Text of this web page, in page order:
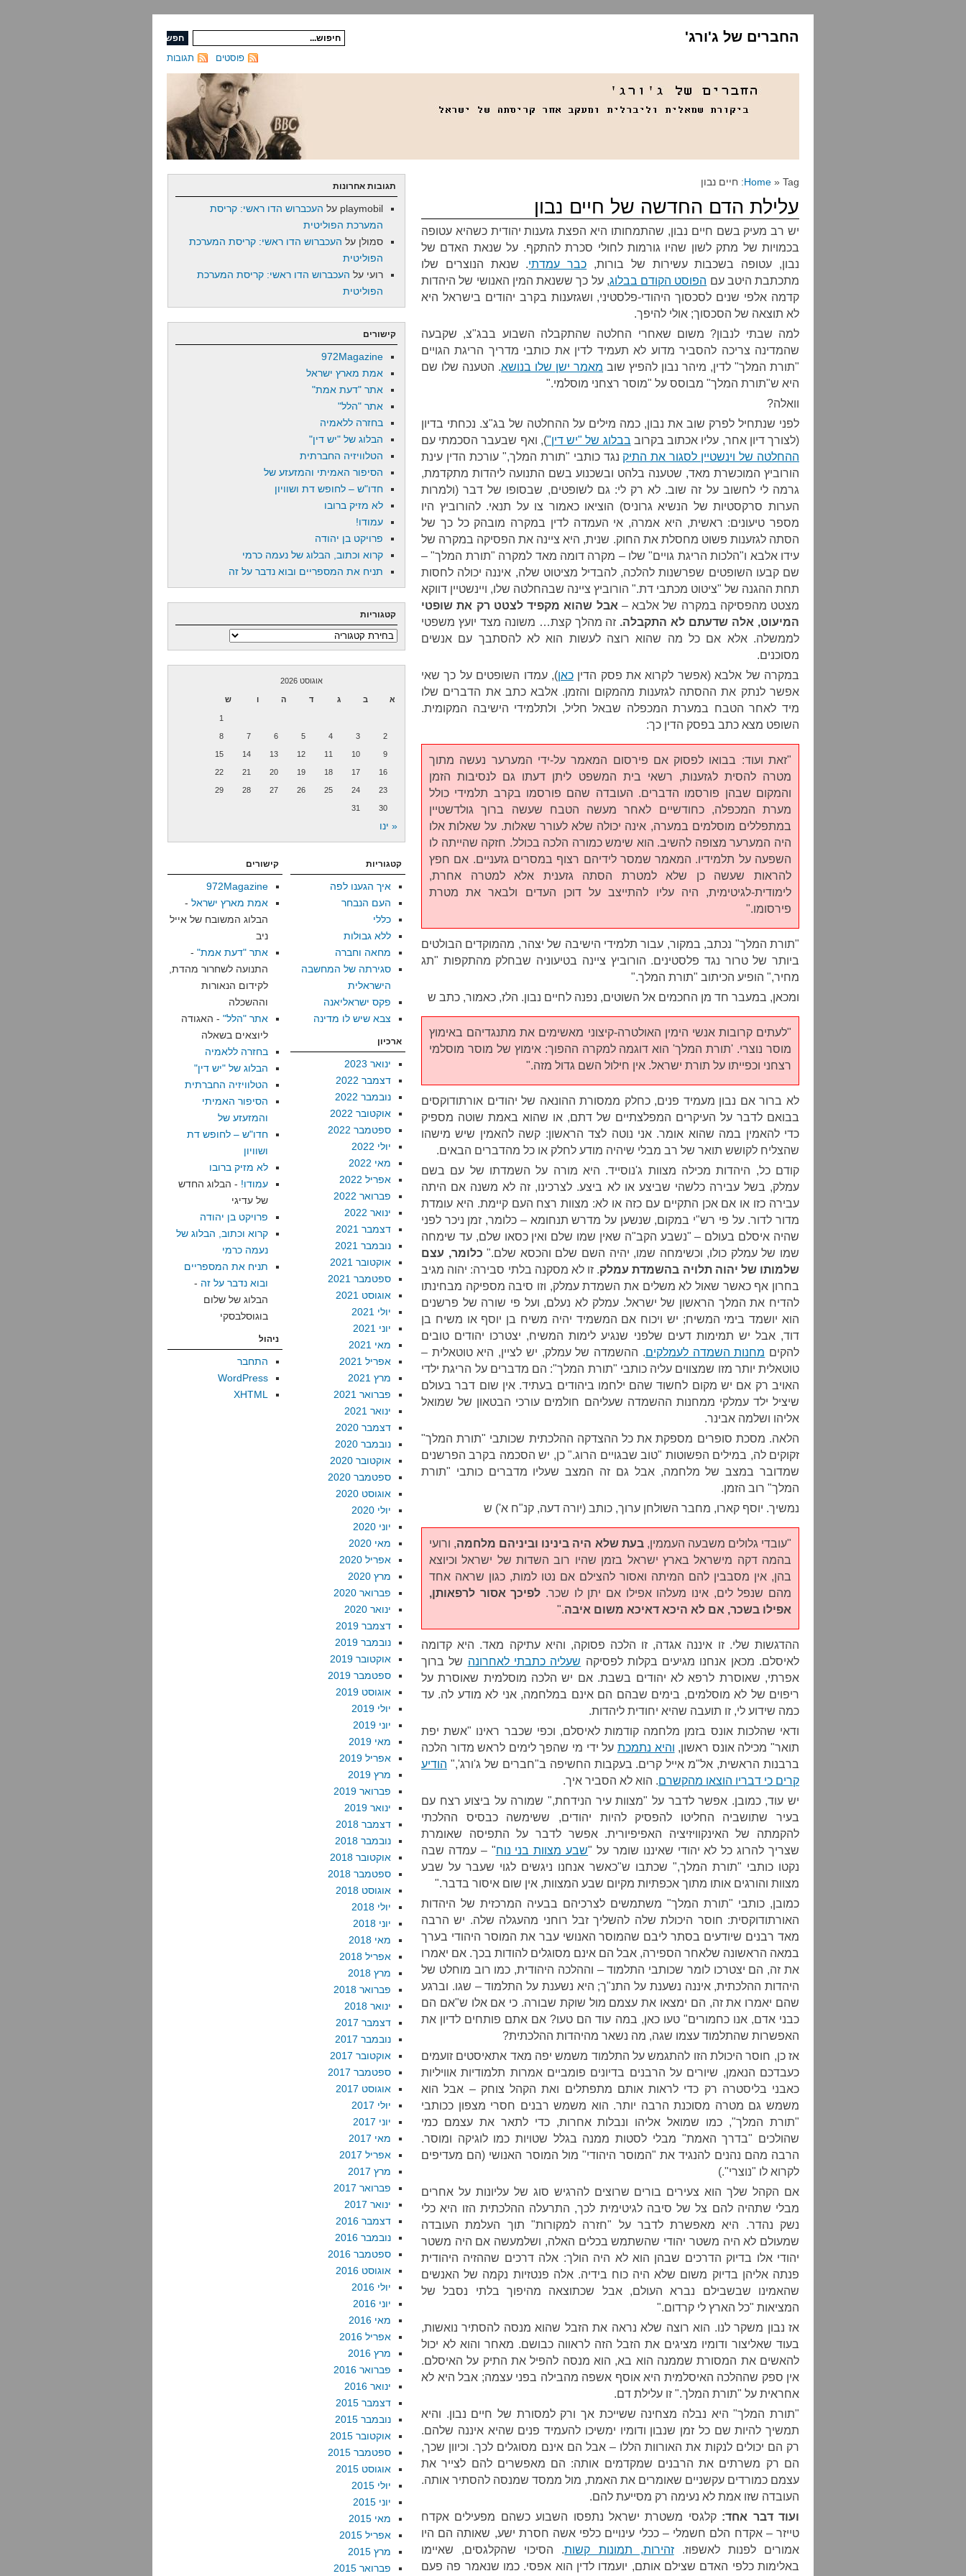
החברים של ג'ורג'
תגובות פוסטים
Home » Tag: חיים נבון
עלילת הדם החדשה של חיים נבון
יש רב מעיק בשם חיים נבון, שהתמחותו היא הפצת גזענות יהודית כשהיא עטופה
בכמויות של מתק לשון שהיו גורמות לחולי סכרת להתקף. על שנאת האדם של
נבון, עטופה בשכבות עשירות של בורות, כבר עמדתי. שנאת הנוצרים שלו
מתכתבת היטב עם הפוסט הקודם בבלוג, על כך ששנאת המין האנושי של היהדות
קדמה אלפי שנים לסכסוך היהודי-פלסטיני, ושגזענות בקרב יהודים בישראל היא
לא תוצאה של הסכסוך; אולי להיפך.
למה שבתי לנבון? משום שאחרי החלטה שהתקבלה השבוע בבג"צ, שקבעה
שהמדינה צריכה להסביר מדוע לא תעמיד לדין את כותבי מדריך הריגת הגויים
"תורת המלך" לדין, מיהר נבון להפיץ שוב מאמר ישן שלו בנושא. הטענה שלו שם
היא ש"תורת המלך" מבוסס על "מוסר רצחני מוסלמי."
וואלה?
לפני שנתחיל לפרק שוב את נבון, כמה מילים על ההחלטה של בג"צ. נכחתי בדיון
(לצורך דיון אחר, עליו אכתוב בקרוב בבלוג של "יש דין"), ואף שבעבר הסכמתי עם
ההחלטה של וינשטיין לסגור את התיק נגד כותבי "תורת המלך," עורכת הדין עינת
הורוביץ המוכשרת מאד, שטענה בלהט ובשכנוע בשם התנועה ליהדות מתקדמת,
גרמה לי לחשוב על זה שוב. לא רק לי: גם לשופטים, שבסופו של דבר (ולמרות
הערות סרקסטיות של הנשיא גרוניס) הוציאו כאמור צו על תנאי. להורוביץ היו
מספר טיעונים: ראשית, היא אמרה, אי העמדה לדין במקרה מובהק כל כך של
הסתה לגזענות פשוט מחסלת את החוק. שנית, היא ציינה את הפסיקה במקרה של
עידו אלבא ו"הלכות הריגת גויים" שלו – מקרה דומה מאד למקרה "תורת המלך" –
שם קבעו השופטים שפרשנות להלכה, להבדיל מציטוט שלה, איננה יכולה לחסות
תחת ההגנה של "ציטוט מכתבי דת." הורוביץ ציינה שבהחלטה שלו, ויינשטיין דווקא
מצטט מהפסיקה במקרה של אלבא – אבל שהוא מקפיד לצטט רק את שופטי
המיעוט, אלה שדעתם לא התקבלה. זה מהלך קצת… משונה מצד יועץ משפטי
לממשלה. אלא אם כל מה שהוא רוצה לעשות הוא לא להסתבך עם אנשים
מסוכנים.
במקרה של אלבא (אפשר לקרוא את פסק הדיןכאן), עמדו השופטים על כך שאי
אפשר לנתק את ההסתה לגזענות מהמקום והזמן. אלבא כתב את הדברים שלו
מיד לאחר הטבח במערת המכפלה שבאל חליל, ולתלמידי הישיבה המקומית.
השופט מצא כתב בפסק הדין כך:
"זאת ועוד: בבואו לפסוק אם פירסום המאמר על-ידי המערער נעשה מתוך
מטרה להסית לגזענות, רשאי בית המשפט ליתן דעתו גם לנסיבות הזמן
והמקום שבהן פורסמו הדברים. העובדה שהם פורסמו בקרב תלמידי כולל
מערת המכפלה, כחודשיים לאחר מעשה הטבח שעשה ברוך גולדשטיין
במתפללים מוסלמים במערה, אינה יכולה שלא לעורר שאלות. על שאלות אלו
היה המערער מצופה להשיב. הוא שימש כמורה הלכה בכולל. חזקה שהייתה לו
השפעה על תלמידיו. המאמר שמסר לידיהם רצוף במסרים גזעניים. אם חפץ
להראות שעשה כן שלא למטרת הסתה גזענית אלא למטרה אחרת,
לימודית-לגיטימית, היה עליו להתייצב על דוכן העדים ולבאר את מטרת
פירסומו."
"תורת המלך" נכתב, במקור, עבור תלמידי הישיבה של יצהר, מהמוקדים הבולטים
ביותר של טרור נגד פלסטינים. הורוביץ ציינה בטיעוניה שבחלק מהתקפות "תג
מחיר," הופיע הכיתוב "תורת המלך."
ומכאן, במעבר חד מן החכמים אל השוטים, נפנה לחיים נבון. הלז, כאמור, כתב ש
"לעתים קרובות אנשי הימין האולטרה-קיצוני מאשימים את מתנגדיהם באימוץ
מוסר נוצרי. 'תורת המלך' הוא דוגמה למקרה ההפוך: אימוץ של מוסר מוסלמי
רצחני וכפייתו על תורת ישראל. אין חילול השם גדול מזה."
לא ברור אם נבון מעמיד פנים, כחלק ממסורת ההונאה של יהודים אורתודוקסים
בבואם לדבר על העיקרים המפלצתיים של דתם, או שהוא באמת שוטה מספיק
כדי להאמין במה שהוא אומר. אני נוטה לצד הראשון: קשה להאמין שיש מישהו
שהצליח לקושש תואר של רב מבלי שיהיה מודע לחלק או כל מהדברים הבאים.
קודם כל, היהדות מכילה מצוות ג'נוסייד. היא מורה על השמדתו של עם בשם
עמלק, בשל עבירה כלשהי שביצע או לא ביצע. לצרכינו, זה לא משנה אם היתה
עבירה כזו או אם אכן התקיים עם כזה או לא: מצוות רצח העם קיימת. היא עומדת
מדור לדור. על פי רש"י במקום, שנשען על מדרש תנחומא – כלומר, זמן ניכר לפני
שהיה איסלם בעולם – "נשבע הקב"ה שאין שמו שלם ואין כסאו שלם, עד שימחה
שמו של עמלק כולו, וכשימחה שמו, יהיה השם שלם והכסא שלם." כלומר, עצם
שלמותו של יהוה תלויה בהשמדת עמלק. זו לא מסקנה בלתי סבירה: יהוה מגיב
בחרון אף כאשר שאול לא משלים את השמדת עמלק, וזו סיבה מספיקה מבחינתו
להדיח את המלך הראשון של ישראל. עמלק לא נעלם, ועל פי שורה של פרשנים
הוא יושמד בימי המשיח; יש ויכוח אם המשמיד יהיה משיח בן יוסף או משיח בן
דוד, אבל יש תמימות דעים שלפני שנגיע לימות המשיח, יצטרכו יהודים טובים
להקים מחנות השמדה לעמלקים. ההשמדה של עמלק, יש לציין, היא טוטאלית –
טוטאלית יותר מזו שמצווים עליה כותבי "תורת המלך": הם מדברים על הריגת ילדי
האויב רק אם יש מקום לחשוד שהם ילחמו ביהודים בעתיד. אין שום דבר בעולם
שיציל ילד עמלקי ממחנות ההשמדה שעליהם חולמים עורכי הבטאון של שמואל
אליהו ושלמה אבינר.
הלאה. מסכת סופרים מספקת את כל ההצדקה ההלכתית שכותבי "תורת המלך"
זקוקים לה, במילים הפשוטות "טוב שבגויים הרוג." כן, יש הסכמה בקרב הפרשנים
שמדובר במצב של מלחמה, אבל גם זה המצב שעליו מדברים כותבי "תורת
המלך" רוב הזמן.
נמשיך. יוסף קארו, מחבר השולחן ערוך, כותב (יורה דעה, קנ"ח א') ש
"עובדי גלולים משבעה העממין,בעת שלא היה בינינו וביניהם מלחמה, ורועי
בהמה דקה מישראל בארץ ישראל בזמן שהיו רוב השדות של ישראל וכיוצא
בהן, אין מסבבין להם המיתה ואסור להצילם אם נטו למות, כגון שראה אחד
מהם שנפל לים, אינו מעלהו אפילו אם יתן לו שכר. לפיכך אסור לרפאותן,
אפילו בשכר, אם לא היכא דאיכא משום איבה."
ההדגשות שלי. זו איננה אגדה, זו הלכה פסוקה, והיא עתיקה מאד. היא קדומה
לאיסלם. מכאן אנחנו מגיעים בקלות לפסיקה שעליה כתבתי לאחרונה של ברוך
אפרתי, שאוסרת לרפא לא יהודים בשבת. אם יש הלכה מוסלמית שאוסרת על
ריפוים של לא מוסלמים, בימים שבהם הם אינם במלחמה, אני לא מודע לה. עד
כמה שידוע לי, זו תועבה שהיא יחודית ליהדות.
ודאי שהלכות אונס בזמן מלחמה קודמות לאיסלם, וכפי שכבר ראינו "אשת יפת
תואר" מכילה אונס ראשון, והיא נתמכת על ידי מי שהפך לימים לראש מדור הלכה
ברבנות הראשית, אל"מ אייל קרים. בעקבות החשיפה ב"חברים של ג'ורג'," הודיע
קרים כי דבריו הוצאו מהקשרם. הוא לא הסביר איך.
יש עוד, כמובן. אפשר לדבר על "מצוות עיר הנידחת," שמורה על ביצוע רצח עם
בעיר שתושביה החליטו להפסיק להיות יהודים, ששימשה כבסיס ההלכתי
להקמתה של האינקוויזיציה האפיפיורית. אפשר לדבר על התפיסה שאומרת
שצריך להרוג כל לא יהודי שאיננו שומר על "שבע מצוות בני נוח" – עמדה שבה
נקטו כותבי "תורת המלך," שכתבו ש"כאשר אנחנו ניגשים לגוי שעבר על שבע
מצוות והורגים אותו מתוך אכפתיות מקיום שבע המצוות, אין שום איסור בדבר."
כמובן, כותבי "תורת המלך" משתמשים לצרכיהם בבעיה המרכזית של היהדות
האורתודוקסית: חוסר היכולת שלה להשליך זבל רוחני מהעגלה שלה. יש הרבה
מאד רבנים שיודעים בסתר ליבם שהמוסר האנושי עבר את המוסר היהודי בערך
במאה הראשונה שלאחר הספירה, אבל הם אינם מסוגלים להודות בכך. אם יאמרו
את זה, הם יצטרכו לומר שכותבי התלמוד – וההלכה היהודית, כמו רוב מוחלט של
היהדות ההלכתית, איננה נשענת על התנ"ך; היא נשענת על התלמוד – שגו. וברגע
שהם יאמרו את זה, הם ימצאו את עצמם מול שוקת שבורה. כי אם אלו ש"אם הם
כבני אדם, אנו כחמורים" טעו כאן, במה עוד הם טעו? אם אתם פותחים לדיון את
האפשרות שהתלמוד עצמו שגה, מה נשאר מהיהדות ההלכתית?
אז כן, חוסר היכולת הזו להתגמש על התלמוד משמש יפה מאד אתאיסטים זועמים
כעבדכם הנאמן, שיורים על הרבנים בדיונים פומביים אמרות תלמודיות אוויליות
כאבני בליסטרה רק כדי לראות אותם מתפתלים ואת הקהל צוחק – אבל הוא
משמש גם מטרה מסוכנת הרבה יותר. הוא משמש רבנים חסרי מצפון ככותבי
"תורת המלך", כמו שמואל אליהו ונבלות אחרות, כדי לתאר את עצמם כמי
שהולכים "בדרך האמת" מבלי לסטות ממנה בגלל שטויות כמו לוגיקה ומוסר.
הרבה מהם נהנים להנגיד את "המוסר היהודי" מול המוסר האנושי (הם מעדיפים
לקרוא לו "נוצרי".)
אם הקהל שלך הוא צעירים בורים שרוצים להרגיש סוג של עליונות על אחרים
מבלי שתהיה להם צל של סיבה לגיטימית לכך, התרעלה ההלכתית הזו היא כלי
נשק נהדר. היא מאפשרת לדבר על "חזרה למקורות" תוך העלמת העובדה
שמעולם לא היה משטר יהודי שהשתמש בכלים האלה, ושלמעשה אם היה משטר
יהודי אלו בדיוק הדרכים שבהן הוא לא היה הולך: אלה דרכים שההזיה היהודית
פנתה אליהן בדיוק משום שלא היה כוח בידיה. אלה פנטזיות נקמה של האנשים
שהאמינו שבשבילם נברא העולם, אבל שכתוצאה מהיפוך בלתי נסבל של
המציאות "כל הארץ לי קרדום."
אז נבון משקר לנו. הוא רוצה שלא נראה את הזבל שהוא מנסה להסתיר נואשות,
בעוד שאליצור ודומיו מציגים את הזבל הזה לראווה כבושם. מאחר והוא לא יכול
להאשים את המסורת שממנה הוא בא, הוא מנסה להפיל את התיק על האיסלם.
אין ספק שההלכה האיסלמית היא אוסף אשפה מהבילה בפני עצמה; אבל היא לא
אחראית על "תורת המלך." זו עלילת דם.
"תורת המלך" היא נבלה מצחינה ששייכת אך ורק למסורת של חיים נבון. והיא
תמשיך להיות שם כל זמן שנבון ודומיו ימשיכו להעמיד פנים שהיא איננה שלהם.
רק הם יכולים לנקות את האורוות הללו – אבל הם אינם מסוגלים לכך. וכיוון שכך,
הם רק משרתים את הרבנים שמקדמים אותה: הם מאפשרים להם לצייר את
עצמם כמורדים עקשניים שאומרים את האמת, מול ממסד שמנסה להסתיר אותה.
העובדה שזו אמת לא נעימה רק מסייעת להם.
ועוד דבר אחד: קלגסי משטרת ישראל נתפסו השבוע כשהם מפעילים אקדח
טייזר – אקדח הלם חשמלי – ככלי עינויים כלפי אשה חסרת ישע, שאותה הם היו
אמורים לפנות לאשפוז.זהירות, תמונות קשות. הסיכוי שהקלגסים, שאיימו
באלימות כלפי האדם שצילם אותם, יועמדו לדין הוא אפסי. כמו שנאמר פה פעם
תגובות אחרונות
playmobil על העכברוש הדו ראשי: קריסת
המערכת הפוליטית
סמולן על העכברוש הדו ראשי: קריסת המערכת
הפוליטית
רועי על העכברוש הדו ראשי: קריסת המערכת
הפוליטית
קישורים
972Magazine
אמת מארץ ישראל
אתר "דעת אמת"
אתר "הלל"
בחזרה ללאמיה
הבלוג של "יש דין"
הטלוויזיה החברתית
הסיפור האמיתי והמזעזע של
חדו"ש – לחופש דת ושוויון
לא מזיק ברובו
עמודו!
פרויקט בן יהודה
קרוא וכתוב, הבלוג של נעמה כרמי
תניח את המספריים ובוא נדבר על זה
קטגוריות
קטגוריות
אוגוסט 2026
א ב ג ד ה ו ש
1
2
3
4
5
6
7
8
9
10
11
12
13
14
15
16
17
18
19
20
21
22
23
24
25
26
27
28
29
30
31
« ינו
קטגוריות
איך הגענו לפה
העם הנבחר
כללי
ללא גבולות
מחאה וחברה
סגירתה של המחשבה
הישראלית
פקס ישראליאנה
צבא שיש לו מדינה
ארכיון
ינואר 2023
דצמבר 2022
נובמבר 2022
אוקטובר 2022
ספטמבר 2022
יולי 2022
מאי 2022
אפריל 2022
פברואר 2022
ינואר 2022
דצמבר 2021
נובמבר 2021
אוקטובר 2021
ספטמבר 2021
אוגוסט 2021
יולי 2021
יוני 2021
מאי 2021
אפריל 2021
מרץ 2021
פברואר 2021
ינואר 2021
דצמבר 2020
נובמבר 2020
אוקטובר 2020
ספטמבר 2020
אוגוסט 2020
יולי 2020
יוני 2020
מאי 2020
אפריל 2020
מרץ 2020
פברואר 2020
ינואר 2020
דצמבר 2019
נובמבר 2019
אוקטובר 2019
ספטמבר 2019
אוגוסט 2019
יולי 2019
יוני 2019
מאי 2019
אפריל 2019
מרץ 2019
פברואר 2019
ינואר 2019
דצמבר 2018
נובמבר 2018
אוקטובר 2018
ספטמבר 2018
אוגוסט 2018
יולי 2018
יוני 2018
מאי 2018
אפריל 2018
מרץ 2018
פברואר 2018
ינואר 2018
דצמבר 2017
נובמבר 2017
אוקטובר 2017
ספטמבר 2017
אוגוסט 2017
יולי 2017
יוני 2017
מאי 2017
אפריל 2017
מרץ 2017
פברואר 2017
ינואר 2017
דצמבר 2016
נובמבר 2016
ספטמבר 2016
אוגוסט 2016
יולי 2016
יוני 2016
מאי 2016
אפריל 2016
מרץ 2016
פברואר 2016
ינואר 2016
דצמבר 2015
נובמבר 2015
אוקטובר 2015
ספטמבר 2015
אוגוסט 2015
יולי 2015
יוני 2015
מאי 2015
אפריל 2015
מרץ 2015
פברואר 2015
קישורים
972Magazine
אמת מארץ ישראל -
הבלוג המשובח של אייל
ניב
אתר "דעת אמת" -
התנועה לשחרור מהדת,
לקידום הנאורות
וההשכלה
אתר "הלל" - האגודה
ליוצאים בשאלה
בחזרה ללאמיה
הבלוג של "יש דין"
הטלוויזיה החברתית
הסיפור האמיתי
והמזעזע של
חדו"ש – לחופש דת
ושוויון
לא מזיק ברובו
עמודו! - הבלוג החדש
של עדיגי
פרויקט בן יהודה
קרוא וכתוב, הבלוג של
נעמה כרמי
תניח את המספריים
ובוא נדבר על זה -
הבלוג של שלום
בוגוסלבסקי
ניהול
התחבר
WordPress
XHTML